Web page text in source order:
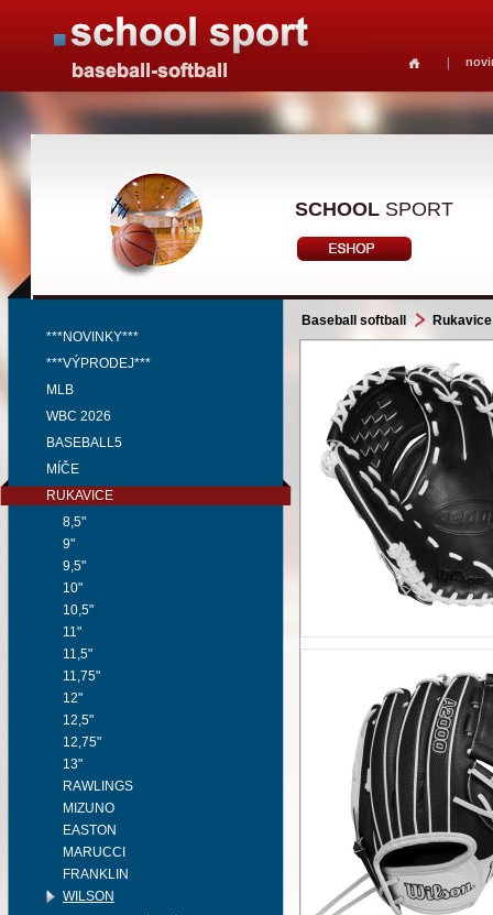
SCHOOL SPORT
***NOVINKY***
***VÝPRODEJ***
MLB
WBC 2026
BASEBALL5
MÍČE
RUKAVICE
8,5"
9"
9,5"
10"
10,5"
11"
11,5"
11,75"
12"
12,5"
12,75"
13"
RAWLINGS
MIZUNO
EASTON
MARUCCI
FRANKLIN
WILSON
Baseball softball Rukavice